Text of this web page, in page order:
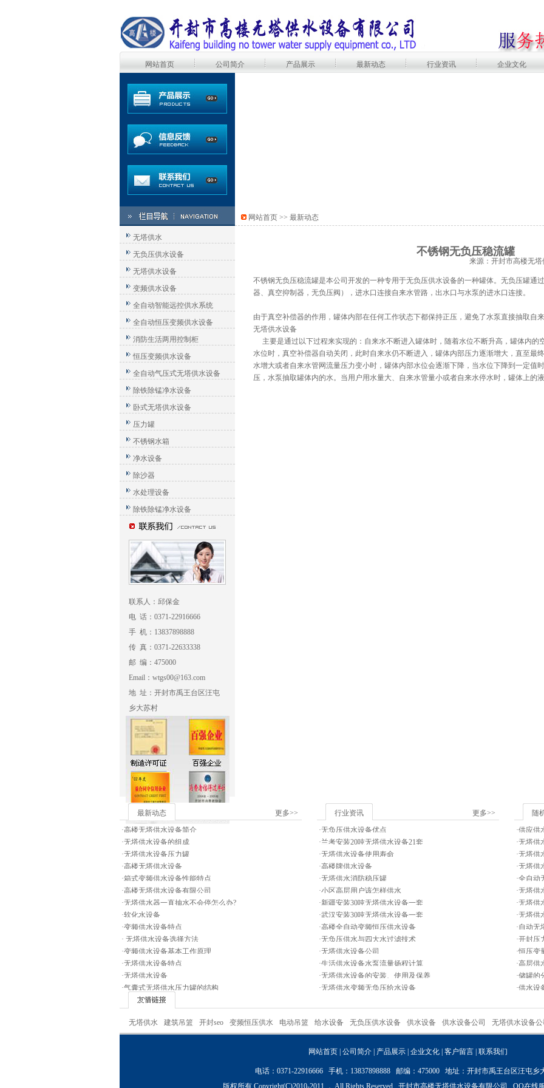
网站首页 公司简介 产品展示 最新动态 行业资讯 企业文化
无塔供水
无负压供水设备
无塔供水设备
变频供水设备
全自动智能远控供水系统
全自动恒压变频供水设备
消防生活两用控制柜
恒压变频供水设备
全自动气压式无塔供水设备
除铁除锰净水设备
卧式无塔供水设备
压力罐
不锈钢水箱
净水设备
除沙器
水处理设备
除铁除锰净水设备
联系人：邱保金
电 话：0371-22916666
手 机：13837898888
传 真：0371-22633338
邮 编：475000
Email：wtgs00@163.com
地 址：开封市禹王台区汪屯
乡大苏村
网站首页 >> 最新动态
不锈钢无负压稳流罐
来源：开封市高楼无塔
不锈钢无负压稳流罐是本公司开发的一种专用于无负压供水设备的一种罐体。无负压罐通
器、真空抑制器，无负压阀），进水口连接自来水管路，出水口与水泵的进水口连接。
由于真空补偿器的作用，罐体内部在任何工作状态下都保持正压，避免了水泵直接抽取自
无塔供水设备
主要是通过以下过程来实现的：自来水不断进入罐体时，随着水位不断升高，罐体内的
水位时，真空补偿器自动关闭，此时自来水仍不断进入，罐体内部压力逐渐增大，直至最
水增大或者自来水管网流量压力变小时，罐体内部水位会逐渐下降，当水位下降到一定值
压，水泵抽取罐体内的水。当用户用水量大、自来水管量小或者自来水停水时，罐体上的
最新动态
更多>>
·高楼无塔供水设备简介
·无塔供水设备的组成
·无塔供水设备压力罐
·高楼无塔供水设备
·箱式变频供水设备性能特点
·高楼无塔供水设备有限公司
·无塔供水器一直抽水不会停怎么办?
·软化水设备
·变频供水设备特点
· 无塔供水设备选择方法
·变频供水设备基本工作原理
·无塔供水设备特点
·无塔供水设备
·气囊式无塔供水压力罐的结构
行业资讯
更多>>
·无负压供水设备优点
·兰考安装20吨无塔供水设备21套
·无塔供水设备使用寿命
·高楼牌供水设备
·无塔供水消防稳压罐
·小区高层用户该怎样供水
·新疆安装30吨无塔供水设备一套
·武汉安装30吨无塔供水设备一套
·高楼全自动变频恒压供水设备
·无负压供水与四大水过滤技术
·无塔供水设备公司
·生活供水设备水泵流量扬程计算
·无塔供水设备的安装、使用及保养
·无塔供水变频无负压给水设备
随
·供应供
·无塔供
·无塔供
·无塔供
·全自动
·无塔供
·无塔供
·无塔供
·自动无
·开封压
·恒压变
·高层供
·储罐的
·供水设
无塔供水 建筑吊篮 开封seo 变频恒压供水 电动吊篮 给水设备 无负压供水设备 供水设备 供水设备公司 无塔供水设备公
网站首页 公司简介 产品展示 企业文化 客户留言 联系我们
电话：0371-22916666 手机：13837898888 邮编：475000 地址：开封市禹王台区汪屯乡
版权所有 Copyright(C)2010-2011 ， All Rights Reserved. 开封市高楼无塔供水设备有限公司 QQ在线